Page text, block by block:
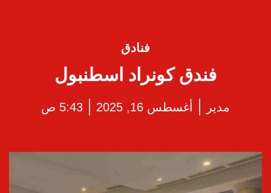
فنادق
فندق كونراد اسطنبول
مدير أغسطس 16, 2025 5:43 ص